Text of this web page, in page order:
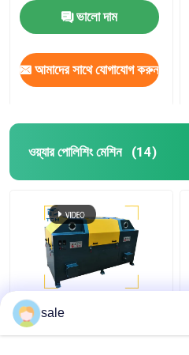
ভালো দাম
আমাদের সাথে যোগাযোগ করুন
ওয়্যার পোলিশিং মেশিন (14)
ইস্পাত ধাতব তারের 2m/S
পলিশিং মেশিন রডস স্যান্ডিং
sale